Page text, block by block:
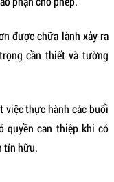
được chữa lành xảy ra
cần thiết và tường
việc thực hành các buổi
quyền can thiệp khi có
tín hữu.